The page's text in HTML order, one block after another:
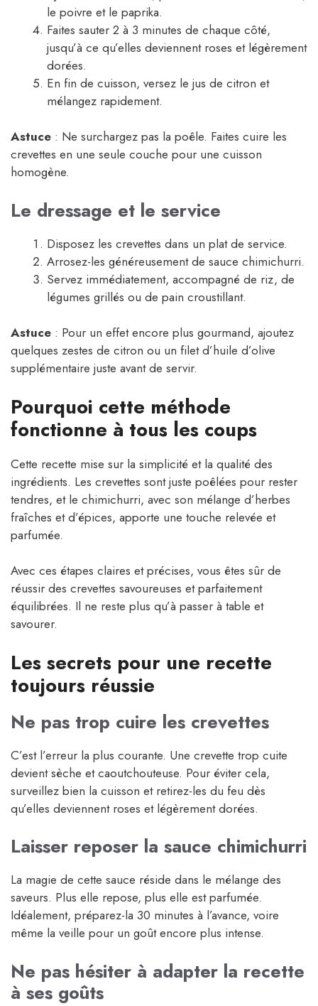
le poivre et le paprika.
Faites sauter 2 à 3 minutes de chaque côté,
jusqu’à ce qu’elles deviennent roses et légèrement
dorées.
En fin de cuisson, versez le jus de citron et
mélangez rapidement.
Astuce : Ne surchargez pas la poêle. Faites cuire les
crevettes en une seule couche pour une cuisson
homogène.
Le dressage et le service
Disposez les crevettes dans un plat de service.
Arrosez-les généreusement de sauce chimichurri.
Servez immédiatement, accompagné de riz, de
légumes grillés ou de pain croustillant.
Astuce : Pour un effet encore plus gourmand, ajoutez
quelques zestes de citron ou un filet d’huile d’olive
supplémentaire juste avant de servir.
Pourquoi cette méthode
fonctionne à tous les coups
Cette recette mise sur la simplicité et la qualité des
ingrédients. Les crevettes sont juste poêlées pour rester
tendres, et le chimichurri, avec son mélange d’herbes
fraîches et d’épices, apporte une touche relevée et
parfumée.
Avec ces étapes claires et précises, vous êtes sûr de
réussir des crevettes savoureuses et parfaitement
équilibrées. Il ne reste plus qu’à passer à table et
savourer.
Les secrets pour une recette
toujours réussie
Ne pas trop cuire les crevettes
C’est l’erreur la plus courante. Une crevette trop cuite
devient sèche et caoutchouteuse. Pour éviter cela,
surveillez bien la cuisson et retirez-les du feu dès
qu’elles deviennent roses et légèrement dorées.
Laisser reposer la sauce chimichurri
La magie de cette sauce réside dans le mélange des
saveurs. Plus elle repose, plus elle est parfumée.
Idéalement, préparez-la 30 minutes à l’avance, voire
même la veille pour un goût encore plus intense.
Ne pas hésiter à adapter la recette
à ses goûts